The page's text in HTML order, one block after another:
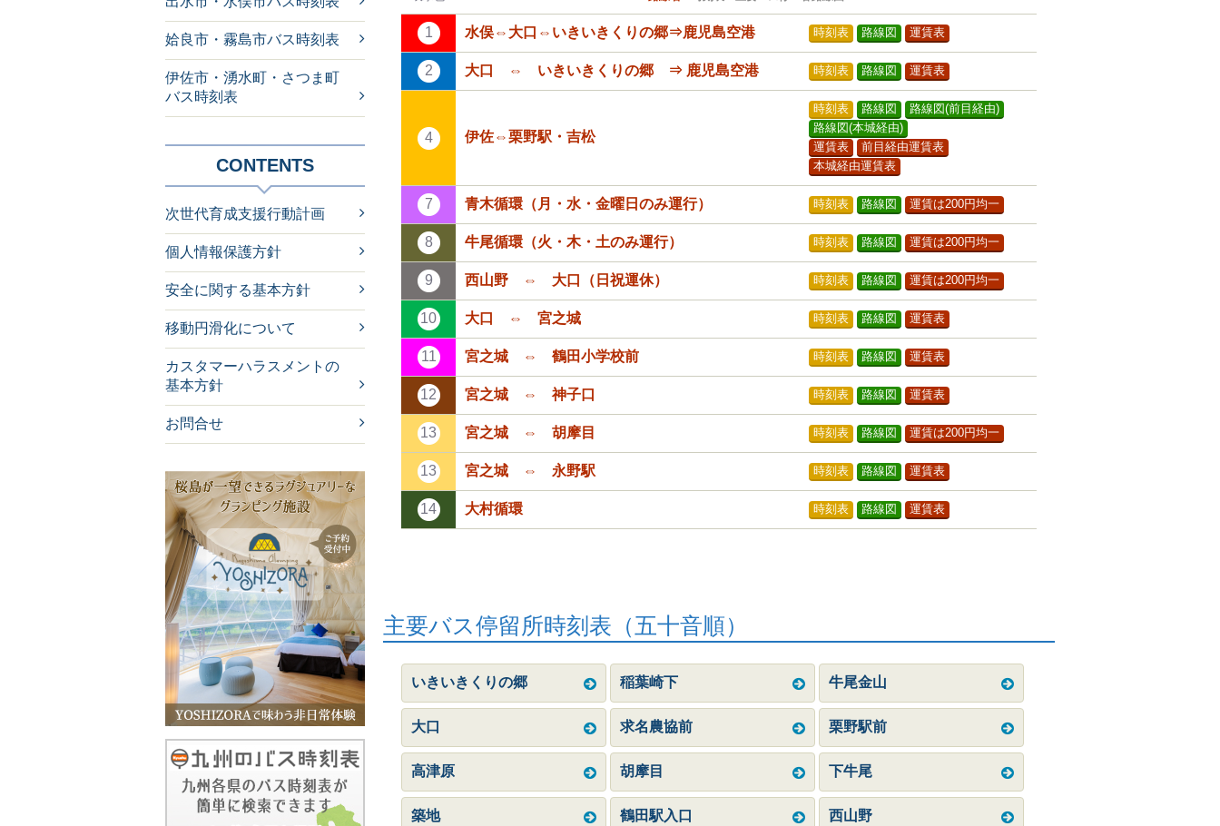
1 水俣⇔大口⇔いきいきくりの郷⇒鹿児島空港 時刻表 路線図 運賃表
2 大口 ⇔ いきいきくりの郷 ⇒ 鹿児島空港 時刻表 路線図 運賃表
4 伊佐⇔栗野駅・吉松
時刻表 路線図
路線図(前目経由)
路線図(本城経由)
運賃表
前目経由運賃表
本城経由運賃表
7 青木循環（月・水・金曜日のみ運行） 時刻表 路線図 運賃は200円均一
8 牛尾循環（火・木・土のみ運行） 時刻表 路線図 運賃は200円均一
9 西山野 ⇔ 大口（日祝運休） 時刻表 路線図 運賃は200円均一
10 大口 ⇔ 宮之城 時刻表 路線図 運賃表
11 宮之城 ⇔ 鶴田小学校前 時刻表 路線図 運賃表
12 宮之城 ⇔ 神子口 時刻表 路線図 運賃表
13 宮之城 ⇔ 胡摩目 時刻表 路線図 運賃は200円均一
13 宮之城 ⇔ 永野駅 時刻表 路線図 運賃表
14 大村循環 時刻表 路線図 運賃表
主要バス停留所時刻表（五十音順）
いきいきくりの郷 稲葉崎下 牛尾金山
大口 求名農協前 栗野駅前
高津原 胡摩目 下牛尾
築地 鶴田駅入口 西山野
姶良市・霧島市バス時刻表
伊佐市・湧水町・さつま町
バス時刻表
CONTENTS
次世代育成支援行動計画
個人情報保護方針
安全に関する基本方針
移動円滑化について
カスタマーハラスメントの
基本方針
お問合せ